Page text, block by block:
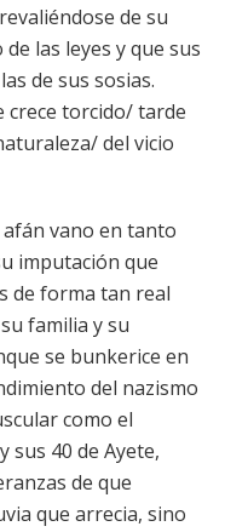
de su
las leyes y que sus
de sus sosias.
crece torcido/ tarde
del vicio
afán vano en tanto
imputación que
de forma tan real
familia y su
se bunkerice en
del nazismo
como el
sus 40 de Ayete,
de que
que arrecia, sino